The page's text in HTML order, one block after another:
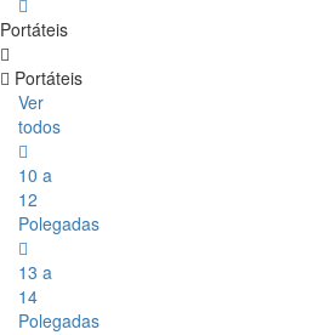
Portáteis
Portáteis
Ver
todos
10 a
12
Polegadas
13 a
14
Polegadas